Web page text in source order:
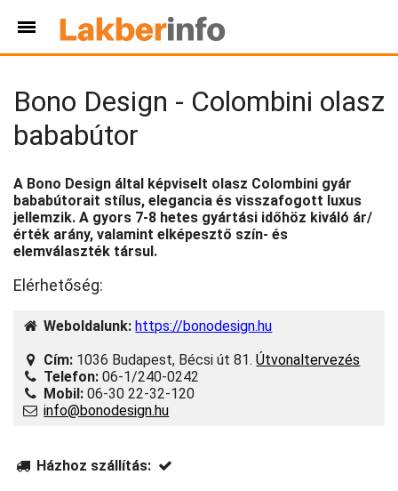
Bono Design - Colombini olasz
bababútor
A Bono Design által képviselt olasz Colombini gyár
bababútorait stílus, elegancia és visszafogott luxus
jellemzik. A gyors 7-8 hetes gyártási időhöz kiváló ár/
érték arány, valamint elképesztő szín- és
elemválaszték társul.
Elérhetőség:
Weboldalunk: https://bonodesign.hu
Cím: 1036 Budapest, Bécsi út 81.Útvonaltervezés
Telefon: 06-1/240-0242
Mobil: 06-30 22-32-120
info@bonodesign.hu
Házhoz szállítás: